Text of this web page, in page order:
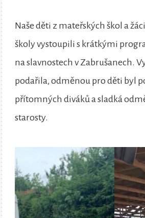
Naše děti z mateřských škol a
školy vystoupili s krátkými
na slavnostech v Zabrušanech.
podařila, odměnou pro děti byl
přítomných diváků a sladká
starosty.